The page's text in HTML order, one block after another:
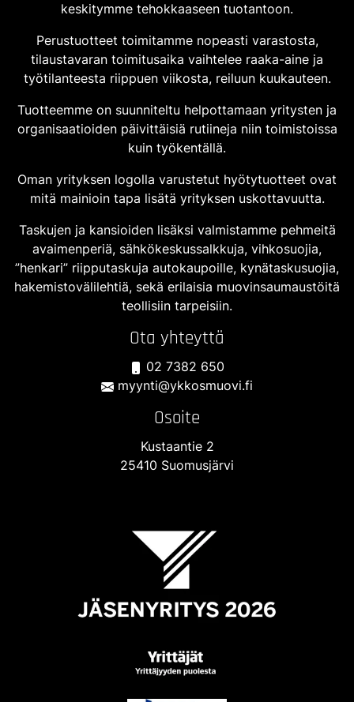
keskitymme tehokkaaseen tuotantoon.
Perustuotteet toimitamme nopeasti varastosta,
tilaustavaran toimitusaika vaihtelee raaka-aine ja
työtilanteesta riippuen viikosta, reiluun kuukauteen.
Tuotteemme on suunniteltu helpottamaan yritysten ja
organisaatioiden päivittäisiä rutiineja niin toimistoissa
kuin työkentällä.
Oman yrityksen logolla varustetut hyötytuotteet ovat
mitä mainioin tapa lisätä yrityksen uskottavuutta.
Taskujen ja kansioiden lisäksi valmistamme pehmeitä
avaimenperiä, sähkökeskussalkkuja, vihkosuojia,
”henkari” riipputaskuja autokaupoille, kynätaskusuojia,
hakemistovälilehtiä, sekä erilaisia muovinsaumaustöitä
teollisiin tarpeisiin.
Ota yhteyttä
02 7382 650
myynti@ykkosmuovi.fi
Osoite
Kustaantie 2
25410 Suomusjärvi